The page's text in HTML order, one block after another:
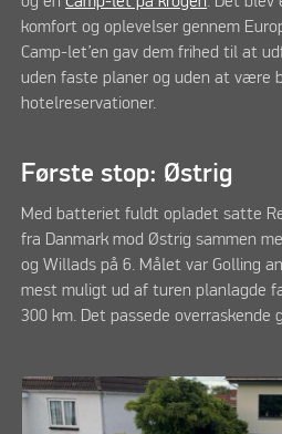
komfort og oplevelser gennem
Camp-let’en gav dem frihed til at
uden faste planer og uden at være
hotelreservationer.
Første stop: Østrig
Med batteriet fuldt opladet satte
fra Danmark mod Østrig sammen
og Willads på 6. Målet var Golling
mest muligt ud af turen planlagde
300 km. Det passede overraskende